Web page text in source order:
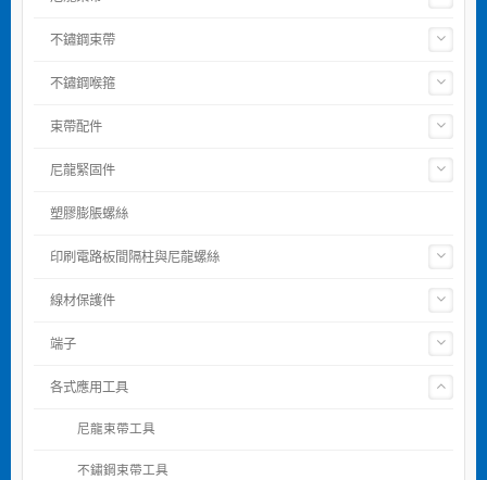
不鏽鋼束帶
不鏽鋼喉箍
束帶配件
尼龍緊固件
塑膠膨脹螺絲
印刷電路板間隔柱與尼龍螺絲
線材保護件
端子
各式應用工具
尼龍束帶工具
不鏽鋼束帶工具